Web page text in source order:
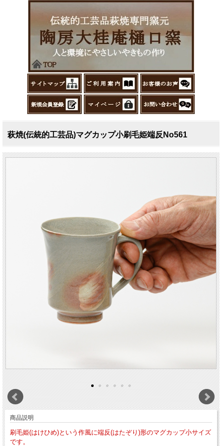
萩焼(伝統的工芸品)マグカップ小刷毛姫端反No561
商品説明
刷毛姫(はけひめ)という作風に端反(はたぞり)形のマグカップ小サイズ
です。